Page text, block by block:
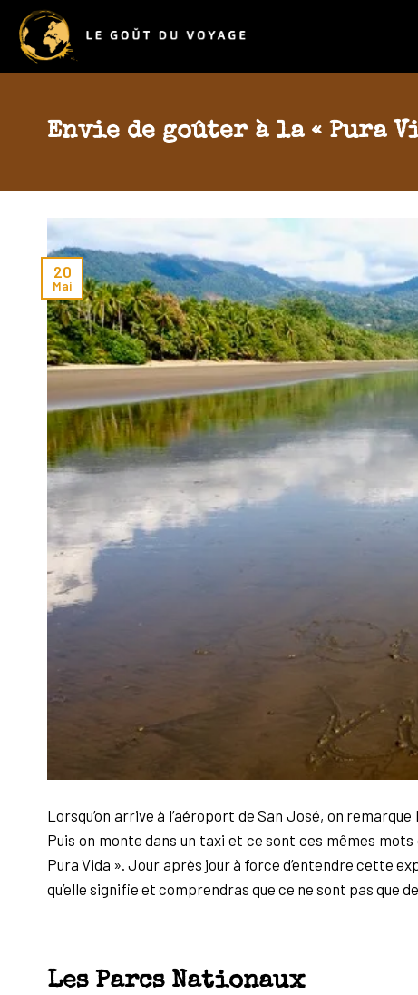
Skip
content
Envie de goûter à la « Pura
20
Mai
Lorsqu’on arrive à l’aéroport de San José, on
Puis on monte dans un taxi et ce sont ces mêmes
Pura Vida ». Jour après jour à force d’entendre cette
qu’elle signifie et comprendras que ce ne sont pas que
Les Parcs Nationaux